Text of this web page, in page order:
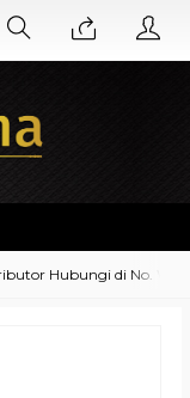
Hubungi di No.